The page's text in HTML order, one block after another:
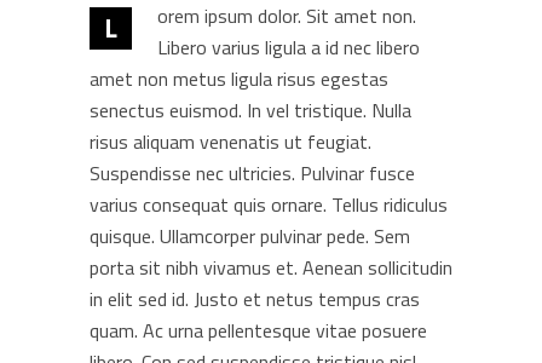
L
orem ipsum dolor. Sit amet non.
Libero varius ligula a id nec libero
amet non metus ligula risus egestas
senectus euismod. In vel tristique. Nulla
risus aliquam venenatis ut feugiat.
Suspendisse nec ultricies. Pulvinar fusce
varius consequat quis ornare. Tellus ridiculus
quisque. Ullamcorper pulvinar pede. Sem
porta sit nibh vivamus et. Aenean sollicitudin
in elit sed id. Justo et netus tempus cras
quam. Ac urna pellentesque vitae posuere